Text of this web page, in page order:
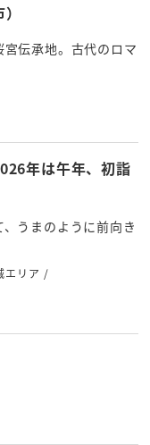
伝承地。古代のロマ
年は午年、初詣
うまのように前向き
エリア